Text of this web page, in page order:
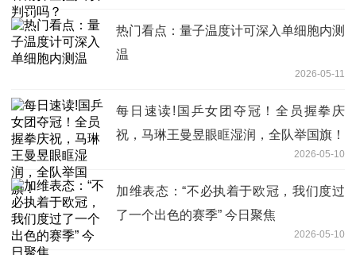
热门看点：量子温度计可深入单细胞内测
温
2026-05-11
每日速读!国乒女团夺冠！全员握拳庆
祝，马琳王曼昱眼眶湿润，全队举国旗！
2026-05-10
加维表态：“不必执着于欧冠，我们度过
了一个出色的赛季” 今日聚焦
2026-05-10